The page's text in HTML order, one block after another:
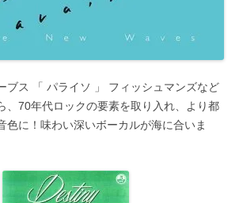
ブス 「 パライソ 」 フィッシュマンズなど
、70年代ロックの要素を取り入れ、より都
色に！味わい深いボーカルが海に合いま